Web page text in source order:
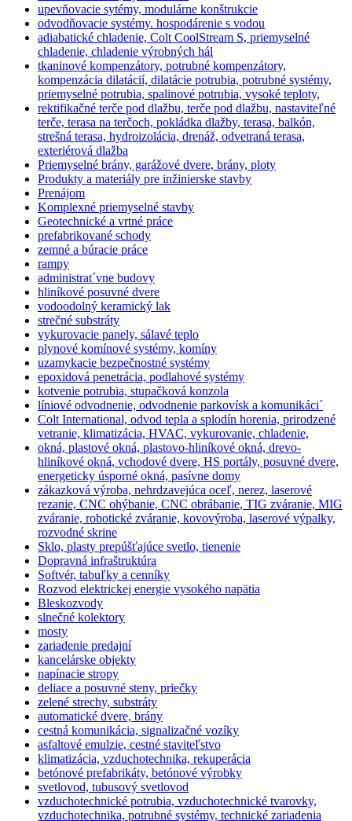
upevňovacie sytémy, modulárne konštrukcie
odvodňovacie systémy. hospodárenie s vodou
adiabatické chladenie, Colt CoolStream S, priemyselné
chladenie, chladenie výrobných hál
tkaninové kompenzátory, potrubné kompenzátory,
kompenzácia dilatácií, dilatácie potrubia, potrubné systémy,
priemyselné potrubia, spalinové potrubia, vysoké teploty,
rektifikačné terče pod dlažbu, terče pod dlažbu, nastaviteľné
terče, terasa na terčoch, pokládka dlažby, terasa, balkón,
strešná terasa, hydroizolácia, drenáž, odvetraná terasa,
exteriérová dlažba
Priemyselné brány, garážové dvere, brány, ploty
Produkty a materiály pre inžinierske stavby
Prenájom
Komplexné priemyselné stavby
Geotechnické a vrtné práce
prefabrikované schody
zemné a búracie práce
rampy
administrat´vne budovy
hliníkové posuvné dvere
vodoodolný keramický lak
strečné substráty
vykurovacie panely, sálavé teplo
plynové komínové systémy, komíny
uzamykacie bezpečnostné systémy
epoxidová penetrácia, podlahové systémy
kotvenie potrubia, stupačková konzola
líniové odvodnenie, odvodnenie parkovísk a komunikáci´
Colt International, odvod tepla a splodín horenia, prirodzené
vetranie, klimatizácia, HVAC, vykurovanie, chladenie,
okná, plastové okná, plastovo-hliníkové okná, drevo-
hliníkové okná, vchodové dvere, HS portály, posuvné dvere,
energeticky úsporné okná, pasívne domy
zákazková výroba, nehrdzavejúca oceľ, nerez, laserové
rezanie, CNC ohýbanie, CNC obrábanie, TIG zváranie, MIG
zváranie, robotické zváranie, kovovýroba, laserové výpalky,
rozvodné skrine
Sklo, plasty prepúšťajúce svetlo, tienenie
Dopravná infraštruktúra
Softvér, tabuľky a cenníky
Rozvod elektrickej energie vysokého napätia
Bleskozvody
slnečné kolektory
mosty
zariadenie predajní
kancelárske objekty
napínacie stropy
deliace a posuvné steny, priečky
zelené strechy, substráty
automatické dvere, brány
cestná komunikácia, signalizačné vozíky
asfaltové emulzie, cestné staviteľstvo
klimatizácia, vzduchotechnika, rekuperácia
betónové prefabrikáty, betónové výrobky
svetlovod, tubusový svetlovod
vzduchotechnické potrubia, vzduchotechnické tvarovky,
vzduchotechnika, potrubné systémy, technické zariadenia